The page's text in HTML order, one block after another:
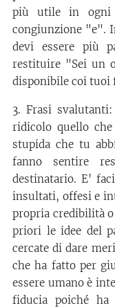
più utile in ogni
congiunzione "e".
devi essere più
restituire "Sei un
disponibile coi
3. Frasi
ridicolo quello
stupida che tu
fanno sentire
destinatario. E'
insultati, offesi e
propria credibilità
priori le idee del
cercate di dare
che ha fatto per
essere umano è
fiducia poiché